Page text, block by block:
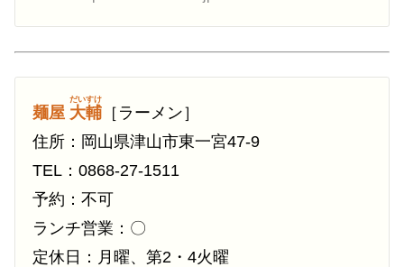
麺屋 大輔
だいすけ
［ラーメン］
住所：岡山県津山市東一宮47-9
TEL：0868-27-1511
予約：不可
ランチ営業：〇
定休日：月曜、第2・4火曜